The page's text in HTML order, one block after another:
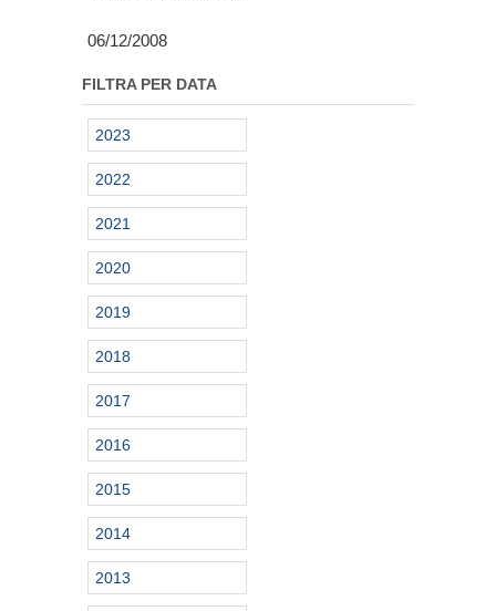
06/12/2008
FILTRA PER DATA
2023
2022
2021
2020
2019
2018
2017
2016
2015
2014
2013